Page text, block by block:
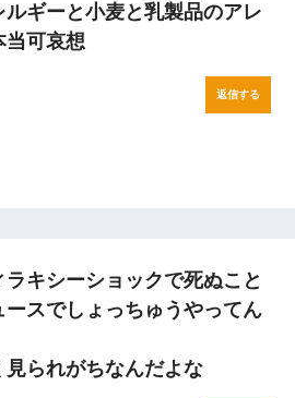
ギーと小麦と乳製品のアレ
当可哀想
返信する
キシーショックで死ぬこと
ースでしょっちゅうやってん
られがちなんだよな